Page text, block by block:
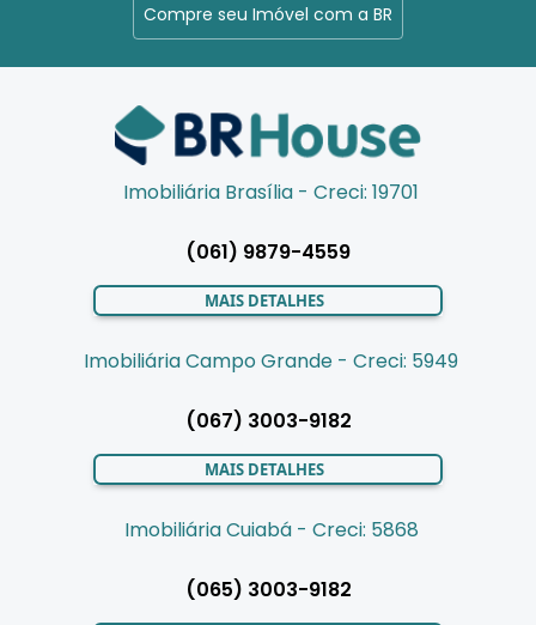
Compre seu Imóvel com a BR
Imobiliária Brasília - Creci: 19701
(061) 9879-4559
MAIS DETALHES
Imobiliária Campo Grande - Creci: 5949
(067) 3003-9182
MAIS DETALHES
Imobiliária Cuiabá - Creci: 5868
(065) 3003-9182